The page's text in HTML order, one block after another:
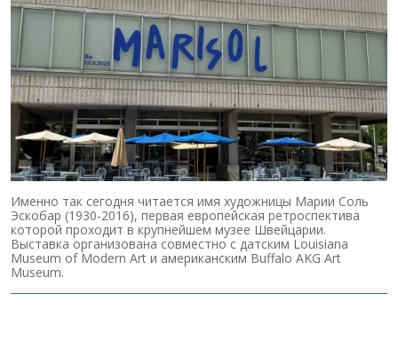
Именно так сегодня читается имя художницы Марии Соль
Эскобар (1930-2016), первая европейская ретроспектива
которой проходит в крупнейшем музее Швейцарии.
Выставка организована совместно с датским Louisiana
Museum of Modern Art и американским Buffalo AKG Art
Museum.